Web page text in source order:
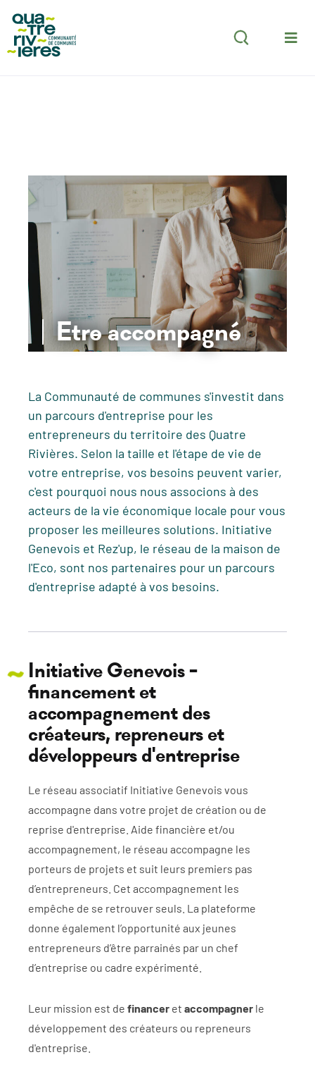
Aller à la recherche Rechercher
Etre accompagné
La Communauté de communes s'investit dans
un parcours d'entreprise pour les
entrepreneurs du territoire des Quatre
Rivières. Selon la taille et l'étape de vie de
votre entreprise, vos besoins peuvent varier,
c'est pourquoi nous nous associons à des
acteurs de la vie économique locale pour vous
proposer les meilleures solutions. Initiative
Genevois et Rez'up, le réseau de la maison de
l'Eco, sont nos partenaires pour un parcours
d'entreprise adapté à vos besoins.
Initiative Genevois -
financement et
accompagnement des
créateurs, repreneurs et
développeurs d'entreprise
Le réseau associatif Initiative Genevois vous
accompagne dans votre projet de création ou de
reprise d'entreprise. Aide financière et/ou
accompagnement, le réseau accompagne les
porteurs de projets et suit leurs premiers pas
d’entrepreneurs. Cet accompagnement les
empêche de se retrouver seuls. La plateforme
donne également l’opportunité aux jeunes
entrepreneurs d’être parrainés par un chef
d’entreprise ou cadre expérimenté.
Leur mission est de financer et accompagner le
développement des créateurs ou repreneurs
d'entreprise.